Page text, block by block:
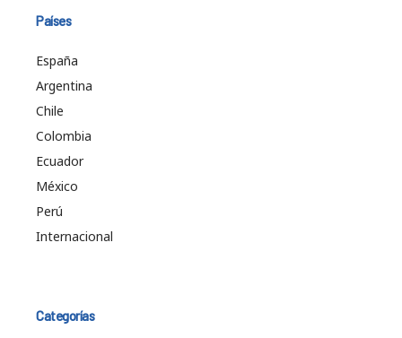
Países
España
Argentina
Chile
Colombia
Ecuador
México
Perú
Internacional
Categorías